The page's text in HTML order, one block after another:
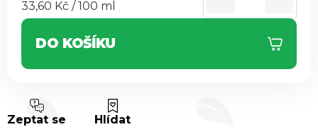
Měrná cena:
33,60 Kč / 100 ml
DO KOŠÍKU
Zeptat se Hlídat